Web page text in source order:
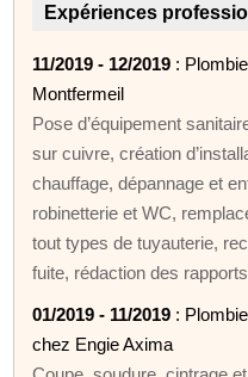
Expériences
11/2019 - 12/2019 :
Montfermeil
Pose d’équipement
sur cuivre, création
chauffage, dépannage et
robinetterie et WC,
tout types de tuyauterie,
fuite, rédaction des
01/2019 - 11/2019 :
chez Engie Axima